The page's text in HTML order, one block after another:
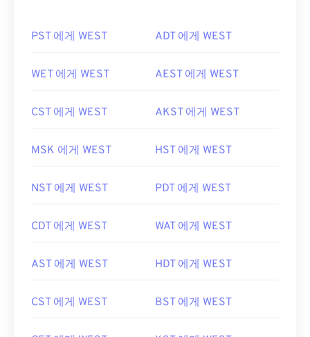
PST 에게 WEST ADT 에게 WEST
WET 에게 WEST AEST 에게 WEST
CST 에게 WEST AKST 에게 WEST
MSK 에게 WEST HST 에게 WEST
NST 에게 WEST PDT 에게 WEST
CDT 에게 WEST WAT 에게 WEST
AST 에게 WEST HDT 에게 WEST
CST 에게 WEST BST 에게 WEST